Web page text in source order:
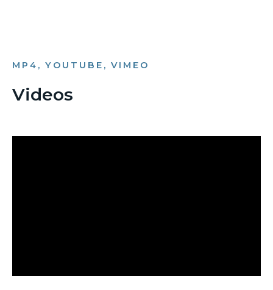
MP4, YOUTUBE, VIMEO
Videos